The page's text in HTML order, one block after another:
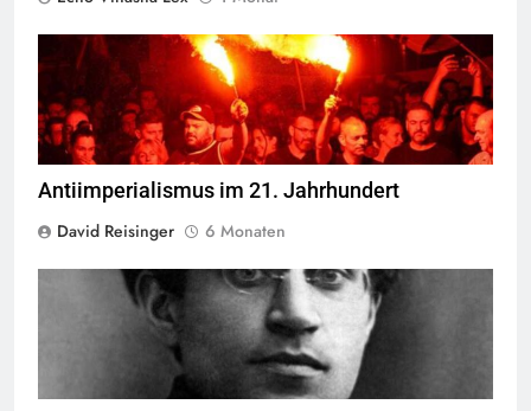
Hafenarbeiter blockieren Waffenlieferungen in Piräus,
Griechenland
Antiimperialismus im 21. Jahrhundert
David Reisinger
6 Monaten
Antonio Gramsci © Public Domain